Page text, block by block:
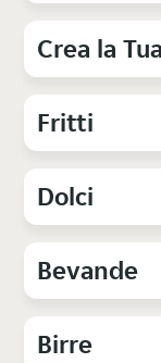
Crea la
Fritti
Dolci
Bevande
Birre